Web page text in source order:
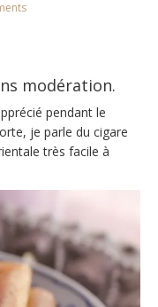
modération.
pendant le
je parle du cigare
très facile à